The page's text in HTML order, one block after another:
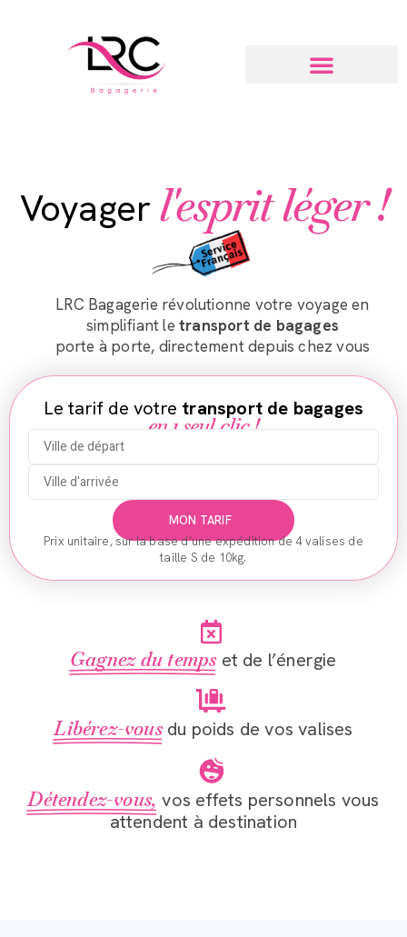
Voyagerl'esprit léger !
LRC Bagagerie révolutionne votre voyage en
simplifiant le transport de bagages
porte à porte, directement depuis chez vous
Le tarif de votre transport de bagages
en 1 seul clic !
MON TARIF
Prix unitaire, sur la base d’une expédition de 4 valises de
taille S de 10kg.
Gagnez du tempset de l’énergie
Libérez-vousdu poids de vos valises
Détendez-vous, vos effets personnels vous
attendent à destination